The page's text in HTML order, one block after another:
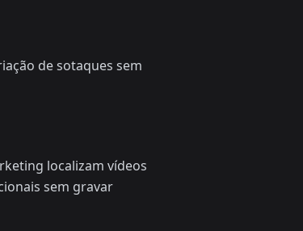
de sotaques sem
localizam vídeos
sem gravar